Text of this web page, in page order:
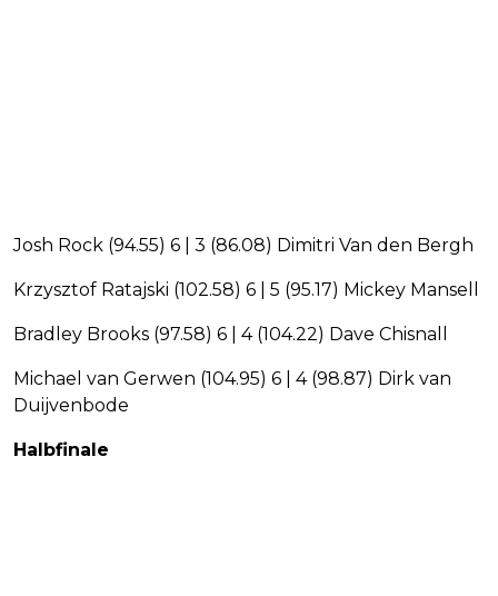
Josh Rock (94.55) 6 | 3 (86.08) Dimitri Van den Bergh
Krzysztof Ratajski (102.58) 6 | 5 (95.17) Mickey Mansell
Bradley Brooks (97.58) 6 | 4 (104.22) Dave Chisnall
Michael van Gerwen (104.95) 6 | 4 (98.87) Dirk van
Duijvenbode
Halbfinale